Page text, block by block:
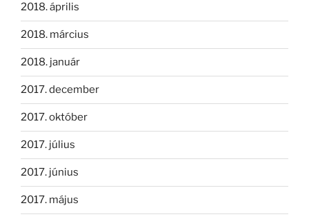
2018. április
2018. március
2018. január
2017. december
2017. október
2017. július
2017. június
2017. május